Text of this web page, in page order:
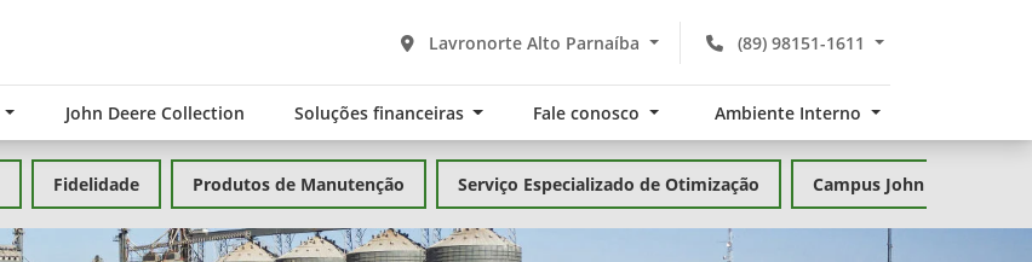
(89) 98151-1611
Lavronorte Alto Parnaíba
John Deere Collection Soluções financeiras Fale conosco Ambiente Interno
Fidelidade Produtos de Manutenção Serviço Especializado de Otimização Campus John Deere